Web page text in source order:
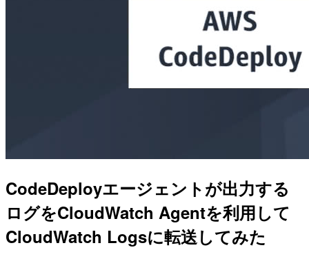
CodeDeployエージェントが出力する
ログをCloudWatch Agentを利用して
CloudWatch Logsに転送してみた